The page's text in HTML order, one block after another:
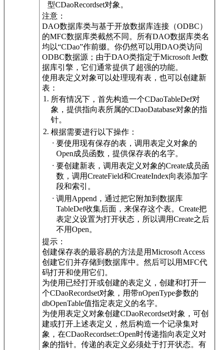
型CDaoRecordset对象。
注意：
DAO数据库类与基于开放数据库连接（ODBC）
的MFC数据库类截然不同。所有DAO数据库类名
均以“CDao”作前缀。你仍然可以用DAO类访问
ODBC数据源；由于DAO类指定于Microsoft Jet数
据库引擎，它们通常提供了超强的功能。
使用表定义对象可以处理现有表，也可以创建新
表：
1. 所有情况下，首先构造一个CDaoTableDef对
象，提供指向表所属的CDaoDatabase对象的指
针。
2. 根据需要进行以下操作：
· 要使用现有保存的表，调用表定义对象的
Open成员函数，提供保存表的名字。
· 要创建新表，调用表定义对象的Create成员函
数，调用CreateField和CreateIndex向表添加字
段和索引。
· 调用Append，通过把它附加到数据库
TableDef收集后面，来保存这个表。Create把
表定义设置为打开状态，所以调用Create之后
不用Open。
提示：
创建保存表的最容易的方法是用Microsoft Access
创建它们并存储到数据库中。然后可以用MFC代
码打开和使用它们。
为使用已经打开或创建的表定义，创建和打开一
个CDaoRecordset对象，用带nOpenType参数的
dbOpenTable值指定表定义的名字。
为使用表定义对象创建CDaoRecordset对象，可创
建或打开上述表定义，然后构造一个记录集对
象，在CDaoRecordset::Open时传递指向表定义对
象的指针。传递的表定义必须处于打开状态。有